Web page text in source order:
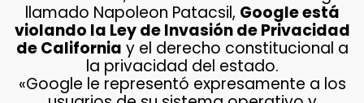
llamado Napoleon Patacsil, Google está
violando la Ley de Invasión de Privacidad
de California y el derecho constitucional a
la privacidad del estado.
«Google le representó expresamente a los